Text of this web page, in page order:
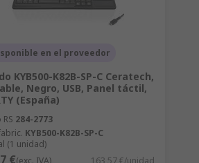
en el proveedor
KYB500-K82B-SP-C Ceratech,
Negro, USB, Panel táctil,
(España)
284-2773
KYB500-K82B-SP-C
(1 unidad)
€(exc. IVA) 163,57 €/unidad